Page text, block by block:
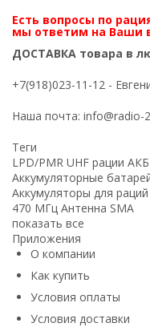
Есть вопросы по
мы ответим на Ваши
ДОСТАВКА товара в
+7(918)023-11-12 -
Наша почта: info@radio-
Теги
LPD/PMR UHF рации АКБ
Аккумуляторные
Аккумуляторы для раций
470 МГц Антенна SMA
показать все
Приложения
О компании
Как купить
Условия оплаты
Условия доставки